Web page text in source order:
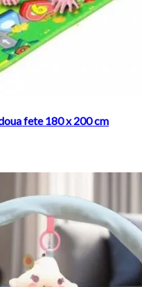
fete 180 x 200 cm